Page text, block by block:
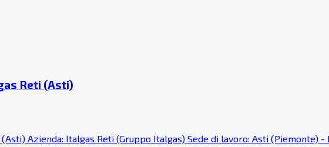
Reti (Asti)
Azienda: Italgas Reti (Gruppo Italgas) Sede di lavoro: Asti